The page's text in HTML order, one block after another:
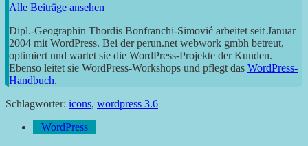
Alle Beiträge ansehen
Dipl.-Geographin Thordis Bonfranchi-Simović arbeitet seit Januar
2004 mit WordPress. Bei der perun.net webwork gmbh betreut,
optimiert und wartet sie die WordPress-Projekte der Kunden.
Ebenso leitet sie WordPress-Workshops und pflegt das WordPress-
Handbuch.
Schlagwörter: icons, wordpress 3.6
WordPress